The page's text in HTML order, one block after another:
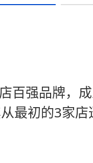
百强品牌，
最初的3家